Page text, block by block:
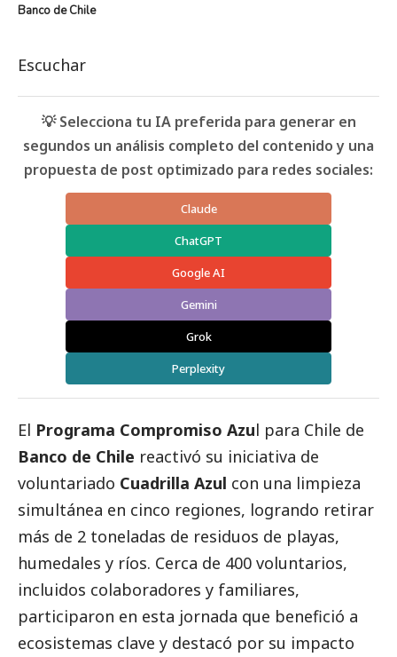
Banco de Chile
Escuchar
💡 Selecciona tu IA preferida para generar en
segundos un análisis completo del contenido y una
propuesta de post optimizado para redes sociales:
Claude
ChatGPT
Google AI
Gemini
Grok
Perplexity
El Programa Compromiso Azul para Chile de
Banco de Chile reactivó su iniciativa de
voluntariado Cuadrilla Azul con una limpieza
simultánea en cinco regiones, logrando retirar
más de 2 toneladas de residuos de playas,
humedales y ríos. Cerca de 400 voluntarios,
incluidos colaboradores y familiares,
participaron en esta jornada que benefició a
ecosistemas clave y destacó por su impacto